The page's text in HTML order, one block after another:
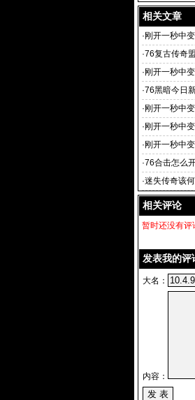
相关文章
·刚开一秒中
私服
·76复古传奇
·刚开一秒中
v1
·76黑暗今日
·刚开一秒中
最全的
·刚开一秒中
·刚开一秒中
面找到
·76合击怎么
1
·迷失传奇该
相关评论
暂时还没有评
发表我的评
大名：
内容：